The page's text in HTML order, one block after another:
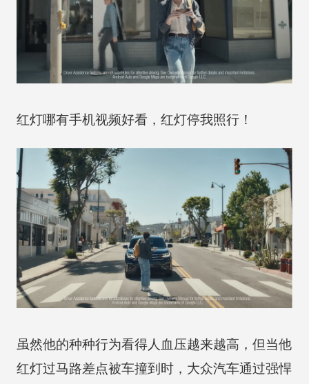
红灯哪有手机视频好看，红灯停我照行！
虽然他的种种行为看得人血压越来越高，但当他
红灯过马路差点被车撞到时，大众汽车通过强悍